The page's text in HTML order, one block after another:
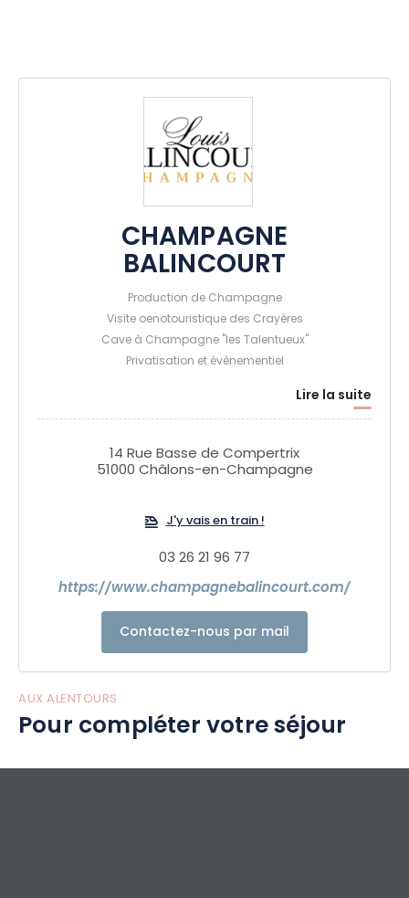
CHAMPAGNE
BALINCOURT
Production de Champagne
Visite oenotouristique des Crayères
Cave à Champagne "les Talentueux"
Privatisation et évènementiel
Lire la suite
14 Rue Basse de Compertrix
51000 Châlons-en-Champagne
J'y vais en train !
03 26 21 96 77
https://www.champagnebalincourt.com/
Contactez-nous par mail
AUX ALENTOURS
Pour compléter votre séjour